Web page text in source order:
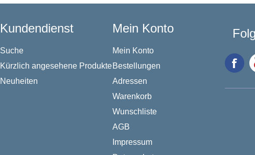
Kundendienst
Suche
Kürzlich angesehene Produkte
Neuheiten
Mein Konto
Mein Konto
Bestellungen
Adressen
Warenkorb
Wunschliste
AGB
Impressum